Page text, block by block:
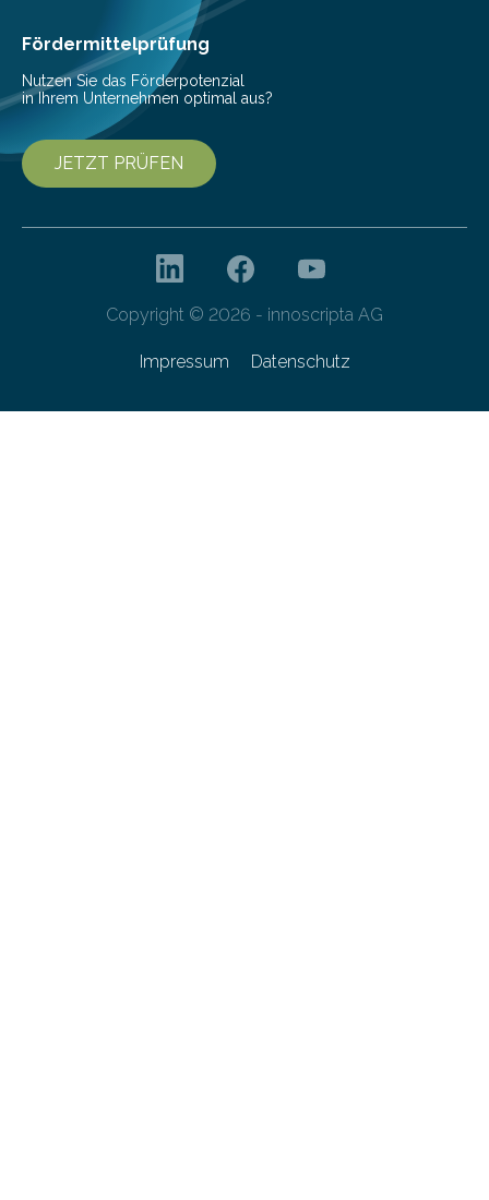
Cyberagentur organisiert am 25. März 2025, von 14:00
bis 16:00 Uhr, ein virtuelles Partnering Event zum
Forschungsprogramm „Datenrekonstruktion…
Fördermittelprüfung
Nutzen Sie das Förderpotenzial
in Ihrem Unternehmen optimal aus?
JETZT PRÜFEN
Copyright © 2026 - innoscripta AG
Impressum Datenschutz